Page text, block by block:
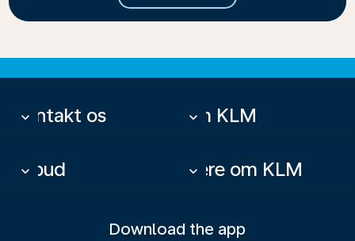
Kontakt os
keyboard_arrow_down Om KLM
keyboard_arrow_down
Tilbud
keyboard_arrow_down Mere om KLM
keyboard_arrow_down
Download the app